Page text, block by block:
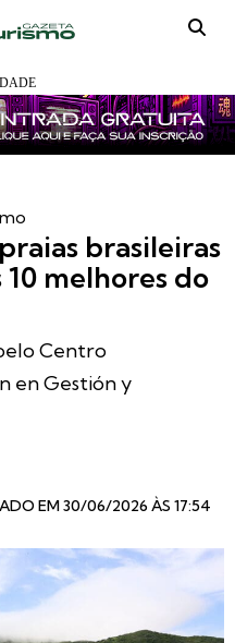
brasileiras
melhores do
Centro
en Gestión y
EM 30/06/2026 ÀS 17:54